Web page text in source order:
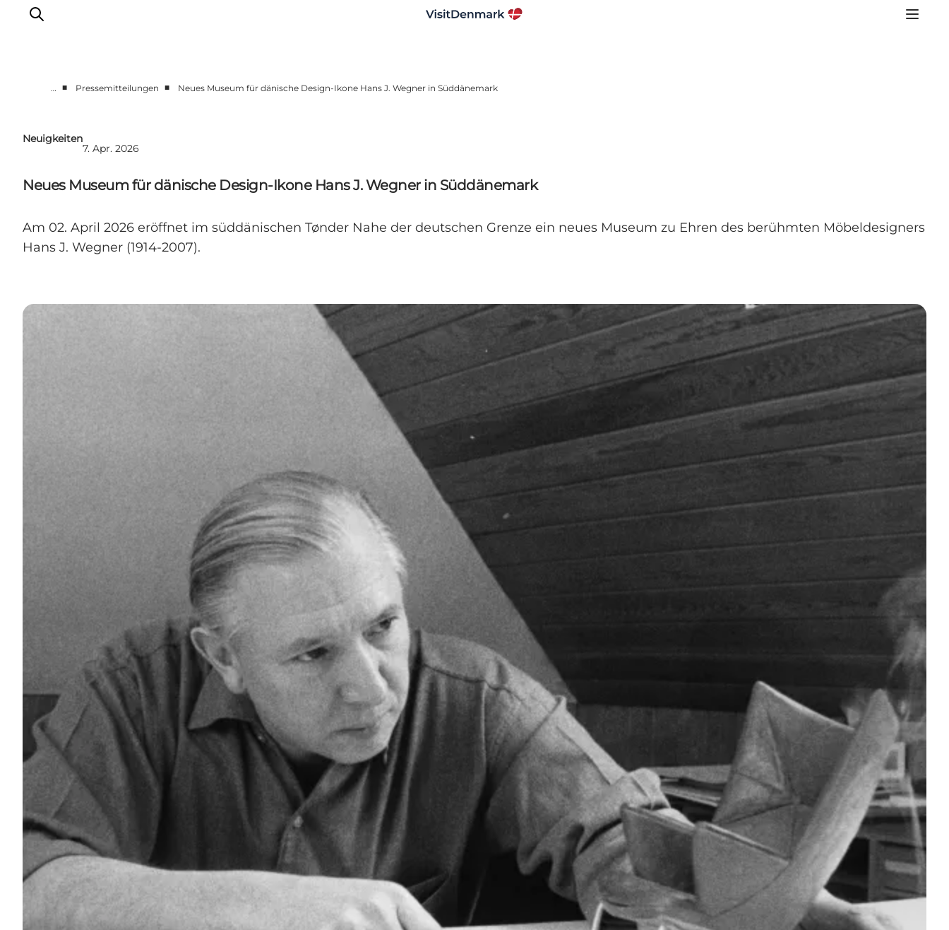
Neueste Nachrichten
Work with us
… ■ Pressemitteilungen ■ Neues Museum für dänische Design-Ikone Hans J. Wegner in Süddänemark
Neuigkeiten
7. Apr. 2026
Neues Museum für dänische Design-Ikone Hans J. Wegner in Süddänemark
Am 02. April 2026 eröffnet im süddänischen Tønder Nahe der deutschen Grenze ein neues Museum zu Ehren des berühmten Möbeldesigners
Hans J. Wegner (1914-2007).